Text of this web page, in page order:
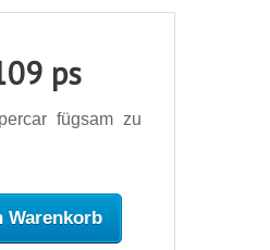
ps
fügsam zu
Warenkorb